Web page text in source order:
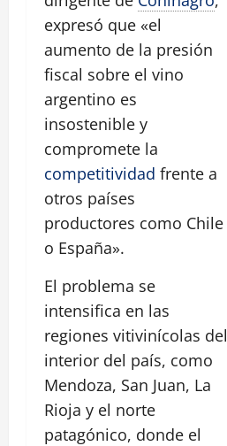
expresó que «el
aumento de la presión
fiscal sobre el vino
argentino es
insostenible y
compromete la
competitividad frente a
otros países
productores como Chile
o España».
El problema se
intensifica en las
regiones vitivinícolas del
interior del país, como
Mendoza, San Juan, La
Rioja y el norte
patagónico, donde el